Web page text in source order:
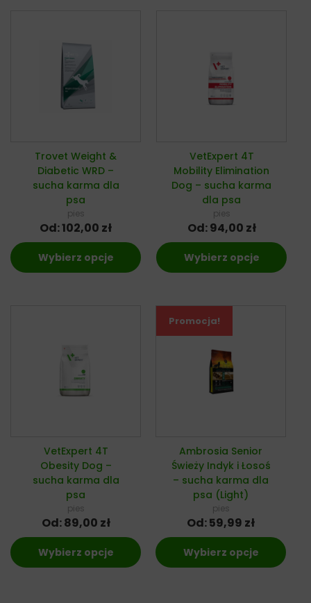
Trovet Weight &
Diabetic WRD –
sucha karma dla
psa
pies
Od:102,00 zł
Wybierz opcje
VetExpert 4T
Mobility Elimination
Dog – sucha karma
dla psa
pies
Od:94,00 zł
Wybierz opcje
VetExpert 4T
Obesity Dog –
sucha karma dla
psa
pies
Od:89,00 zł
Wybierz opcje
Promocja!
Ambrosia Senior
Świeży Indyk i Łosoś
– sucha karma dla
psa (Light)
pies
Od:59,99 zł
Wybierz opcje